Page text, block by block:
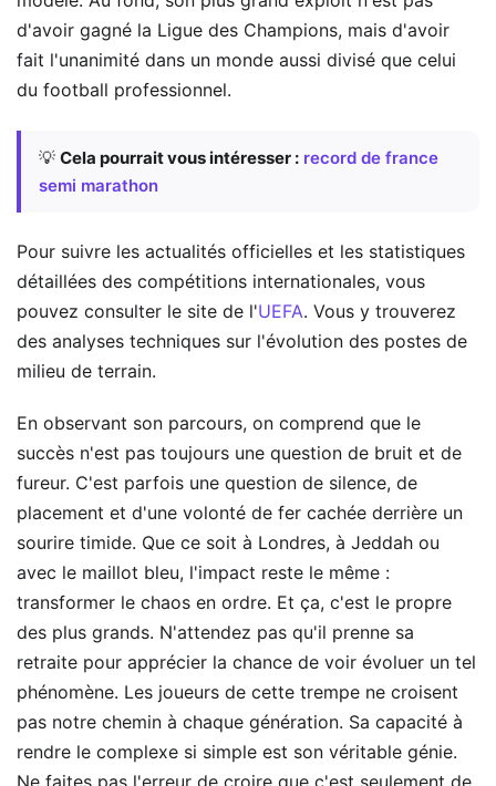
d'avoir gagné la Ligue des Champions, mais d'avoir
fait l'unanimité dans un monde aussi divisé que celui
du football professionnel.
💡 Cela pourrait vous intéresser : record de france
semi marathon
Pour suivre les actualités officielles et les statistiques
détaillées des compétitions internationales, vous
pouvez consulter le site de l'UEFA. Vous y trouverez
des analyses techniques sur l'évolution des postes de
milieu de terrain.
En observant son parcours, on comprend que le
succès n'est pas toujours une question de bruit et de
fureur. C'est parfois une question de silence, de
placement et d'une volonté de fer cachée derrière un
sourire timide. Que ce soit à Londres, à Jeddah ou
avec le maillot bleu, l'impact reste le même :
transformer le chaos en ordre. Et ça, c'est le propre
des plus grands. N'attendez pas qu'il prenne sa
retraite pour apprécier la chance de voir évoluer un tel
phénomène. Les joueurs de cette trempe ne croisent
pas notre chemin à chaque génération. Sa capacité à
rendre le complexe si simple est son véritable génie.